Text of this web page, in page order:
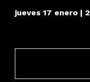
jueves 17 enero |